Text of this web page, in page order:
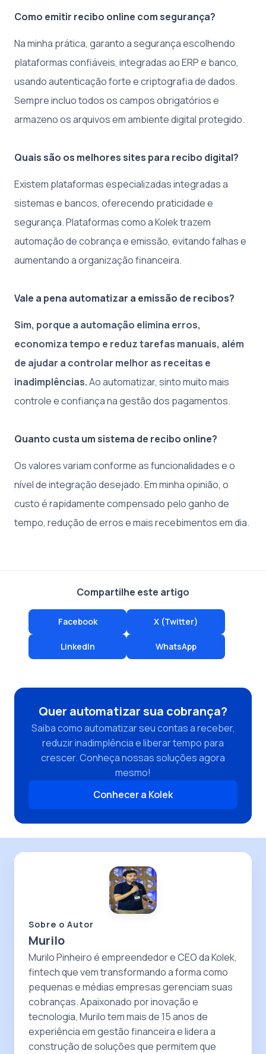
Como emitir recibo online com segurança?
Na minha prática, garanto a segurança escolhendo
plataformas confiáveis, integradas ao ERP e banco,
usando autenticação forte e criptografia de dados.
Sempre incluo todos os campos obrigatórios e
armazeno os arquivos em ambiente digital protegido.
Quais são os melhores sites para recibo digital?
Existem plataformas especializadas integradas a
sistemas e bancos, oferecendo praticidade e
segurança. Plataformas como a Kolek trazem
automação de cobrança e emissão, evitando falhas e
aumentando a organização financeira.
Vale a pena automatizar a emissão de recibos?
Sim, porque a automação elimina erros,
economiza tempo e reduz tarefas manuais, além
de ajudar a controlar melhor as receitas e
inadimplências.Ao automatizar, sinto muito mais
controle e confiança na gestão dos pagamentos.
Quanto custa um sistema de recibo online?
Os valores variam conforme as funcionalidades e o
nível de integração desejado. Em minha opinião, o
custo é rapidamente compensado pelo ganho de
tempo, redução de erros e mais recebimentos em dia.
Compartilhe este artigo
Facebook X (Twitter)
LinkedIn WhatsApp
Quer automatizar sua cobrança?
Saiba como automatizar seu contas a receber,
reduzir inadimplência e liberar tempo para
crescer. Conheça nossas soluções agora
mesmo!
Conhecer a Kolek
Sobre o Autor
Murilo
Murilo Pinheiro é empreendedor e CEO da Kolek,
fintech que vem transformando a forma como
pequenas e médias empresas gerenciam suas
cobranças. Apaixonado por inovação e
tecnologia, Murilo tem mais de 15 anos de
experiência em gestão financeira e lidera a
construção de soluções que permitem que